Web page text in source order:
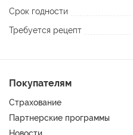
Срок годности
Требуется рецепт
Покупателям
Страхование
Партнерские программы
Новости